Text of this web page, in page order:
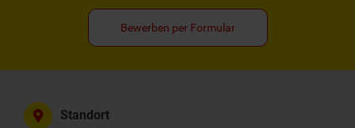
Bewerben per Formular
Standort